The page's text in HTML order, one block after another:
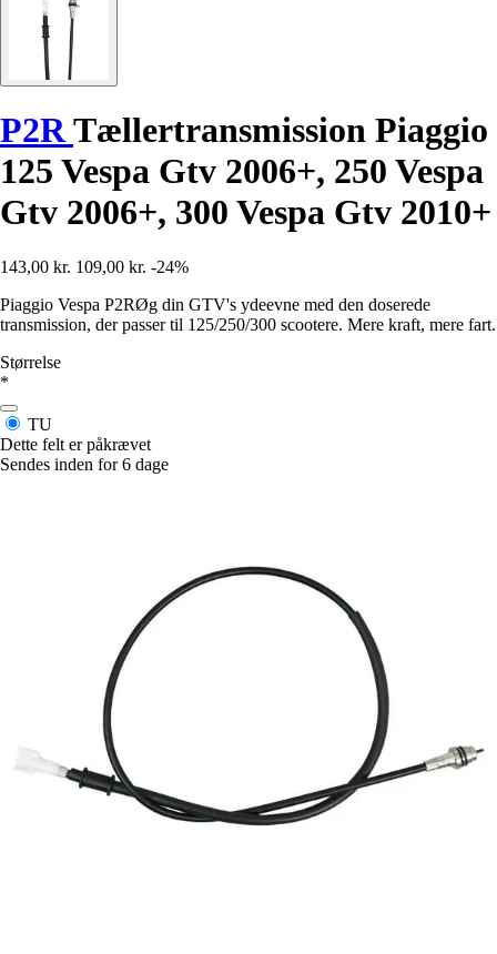
P2RTællertransmission Piaggio
125 Vespa Gtv 2006+, 250 Vespa
Gtv 2006+, 300 Vespa Gtv 2010+
143,00 kr. 109,00 kr. -24%
Piaggio Vespa P2RØg din GTV's ydeevne med den doserede
transmission, der passer til 125/250/300 scootere. Mere kraft, mere fart.
Størrelse
*
TU
Dette felt er påkrævet
Sendes inden for 6 dage